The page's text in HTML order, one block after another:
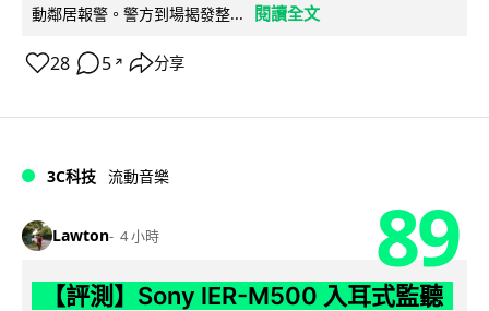
動鄰居報警。警方到場揭發整...
閱讀全文
28 5 ↗ 分享
3C科技 流動音樂
Lawton 4 小時 89
【評測】Sony IER-M500 入耳式監聽